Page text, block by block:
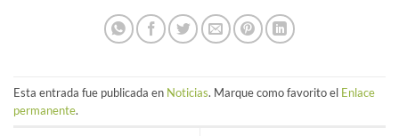
Esta entrada fue publicada en Noticias. Marque como favorito el Enlace
permanente.